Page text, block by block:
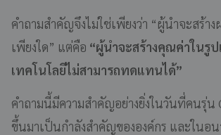
คำถามสำคัญจึงไม่ใช่เพียงว่า “ผู้นำจะสร้าง
เพียงใด” แต่คือ “ผู้นำจะสร้างคุณค่าในรู
เทคโนโลยีไม่สามารถทดแทนได้”
คำถามนี้มีความสำคัญอย่างยิ่งในวันที่คนรุ่น
ขึ้นมาเป็นกำลังสำคัญขององค์กร และในอ